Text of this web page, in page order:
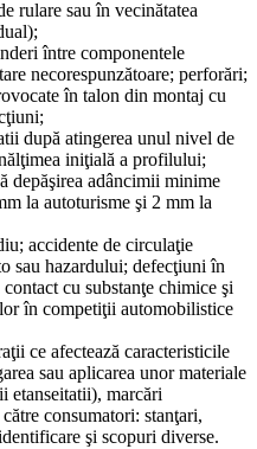
rulare sau în vecinătatea
între componentele
necorespunzătoare; perforări;
în talon din montaj cu
după atingerea unul nivel de
iniţială a profilului;
depăşirea adâncimii minime
la autoturisme şi 2 mm la
accidente de circulaţie
sau hazardului; defecţiuni în
cu substanţe chimice şi
în competiţii automobilistice
ce afectează caracteristicile
sau aplicarea unor materiale
etanseitatii), marcări
consumatori: stanţari,
şi scopuri diverse.